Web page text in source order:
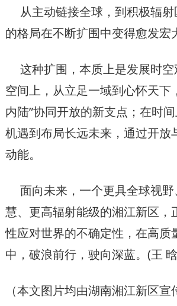
从主动链接全球，到积极辐射
的格局在不断扩围中变得愈发宏
这种扩围，本质上是发展时
空间上，从立足一域到心怀天下
内陆”协同开放的新支点；在时
机遇到布局长远未来，通过开放
动能。
面向未来，一个更具全球视野
慧、更高辐射能级的湘江新区，
性应对世界的不确定性，在高质
中，破浪前行，驶向深蓝。(王
（本文图片均由湖南湘江新区宣